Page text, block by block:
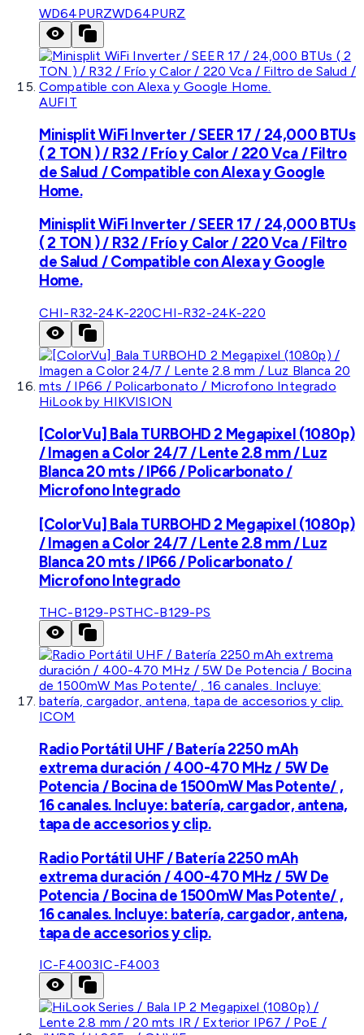
WD64PURZWD64PURZ
AUFIT
Minisplit WiFi Inverter / SEER 17 / 24,000 BTUs
( 2 TON ) / R32 / Frío y Calor / 220 Vca / Filtro
de Salud / Compatible con Alexa y Google
Home.
Minisplit WiFi Inverter / SEER 17 / 24,000 BTUs
( 2 TON ) / R32 / Frío y Calor / 220 Vca / Filtro
de Salud / Compatible con Alexa y Google
Home.
CHI-R32-24K-220CHI-R32-24K-220
HiLook by HIKVISION
[ColorVu] Bala TURBOHD 2 Megapixel (1080p)
/ Imagen a Color 24/7 / Lente 2.8 mm / Luz
Blanca 20 mts / IP66 / Policarbonato /
Microfono Integrado
[ColorVu] Bala TURBOHD 2 Megapixel (1080p)
/ Imagen a Color 24/7 / Lente 2.8 mm / Luz
Blanca 20 mts / IP66 / Policarbonato /
Microfono Integrado
THC-B129-PSTHC-B129-PS
ICOM
Radio Portátil UHF / Batería 2250 mAh
extrema duración / 400-470 MHz / 5W De
Potencia / Bocina de 1500mW Mas Potente/ ,
16 canales. Incluye: batería, cargador, antena,
tapa de accesorios y clip.
Radio Portátil UHF / Batería 2250 mAh
extrema duración / 400-470 MHz / 5W De
Potencia / Bocina de 1500mW Mas Potente/ ,
16 canales. Incluye: batería, cargador, antena,
tapa de accesorios y clip.
IC-F4003IC-F4003